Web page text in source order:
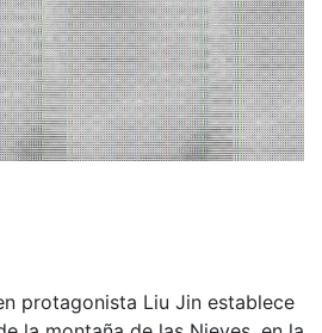
protagonista Liu Jin establece